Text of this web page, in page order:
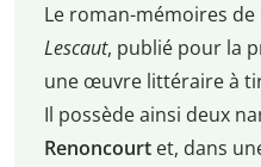
Le roman-mémoires de
Lescaut, publié pour la
une œuvre littéraire à
Il possède ainsi deux
Renoncourtet, dans